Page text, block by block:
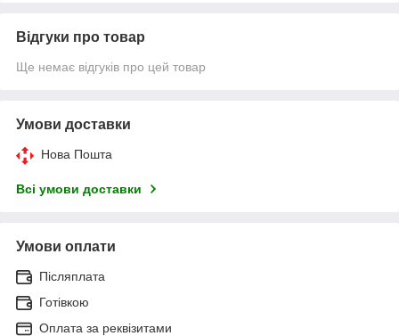
Відгуки про товар
Ще немає відгуків про цей товар
Умови доставки
Нова Пошта
Всі умови доставки
Умови оплати
Післяплата
Готівкою
Оплата за реквізитами